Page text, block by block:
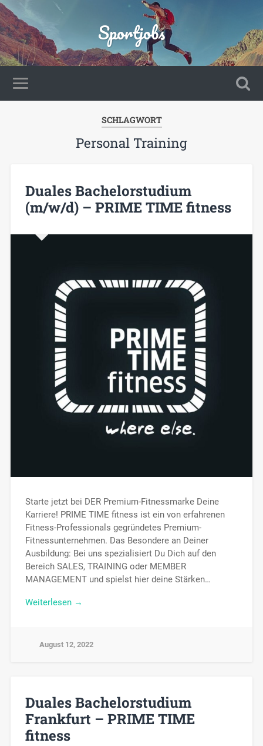
Sportjobs
SCHLAGWORT
Personal Training
Duales Bachelorstudium
(m/w/d) – PRIME TIME fitness
Starte jetzt bei DER Premium-Fitnessmarke Deine
Karriere! PRIME TIME fitness ist ein von erfahrenen
Fitness-Professionals gegründetes Premium-
Fitnessunternehmen. Das Besondere an Deiner
Ausbildung: Bei uns spezialisiert Du Dich auf den
Bereich SALES, TRAINING oder MEMBER
MANAGEMENT und spielst hier deine Stärken…
Weiterlesen →
August 12, 2022
Duales Bachelorstudium
Frankfurt – PRIME TIME
fitness